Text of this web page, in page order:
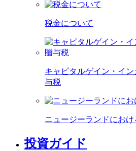
税金について
キャピタルゲイン・イ
与税
ニュージーランドにお
投資ガイド